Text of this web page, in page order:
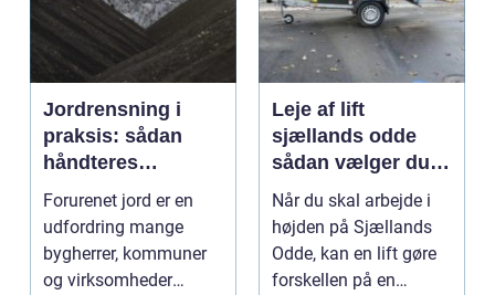
Jordrensning i
praksis: sådan
håndteres
forurenet jord
ansvarligt
Forurenet jord er en
udfordring mange
bygherrer, kommuner
og virksomheder
Leje af lift
sjællands odde
sådan vælger du
den rigtige løsning
Når du skal arbejde i
højden på Sjællands
Odde, kan en lift gøre
forskellen på en